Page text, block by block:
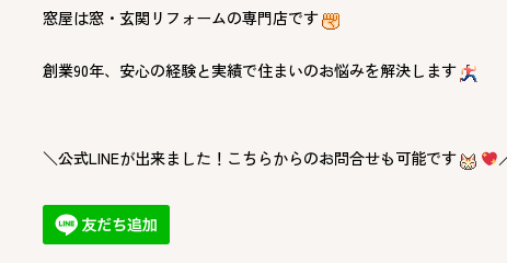
窓屋は窓・玄関リフォームの専門店です
創業90年、安心の経験と実績で住まいのお悩みを解決します
＼公式LINEが出来ました！こちらからのお問合せも可能です